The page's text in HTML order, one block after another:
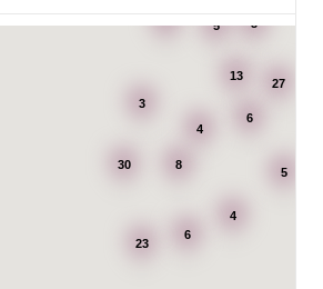
- Edsbyn
23
30
27
8
4
6
6
13
3
4
5
3
5